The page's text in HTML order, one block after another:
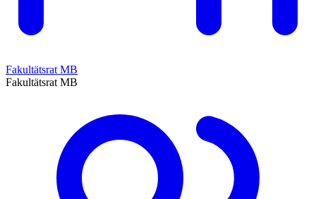
Fakultätsrat MB
Fakultätsrat MB